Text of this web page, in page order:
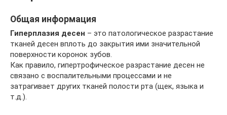
Общая информация
Гиперплазия десен – это патологическое разрастание
тканей десен вплоть до закрытия ими значительной
поверхности коронок зубов.
Как правило, гипертрофическое разрастание десен не
связано с воспалительными процессами и не
затрагивает других тканей полости рта (щек, языка и
т.д.).